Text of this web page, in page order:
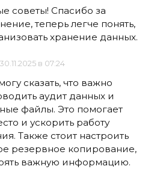
советы! Спасибо за
теперь легче понять,
хранение данных.
30.11.2025 в 07:24
сказать, что важно
аудит данных и
файлы. Это помогает
и ускорить работу
Также стоит настроить
резервное копирование,
важную информацию.